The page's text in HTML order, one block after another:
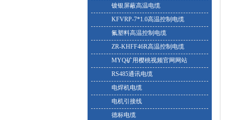
装耐寒电缆
镀银屏蔽高温电缆
KFVRP-7*1.0高温控制电缆
氟塑料高温控制电缆
ZR-KHFF46R高温控制电缆
MYQ矿用樱桃视频官网网站
RS485通讯电缆
电焊机电缆
电机引接线
德标电缆